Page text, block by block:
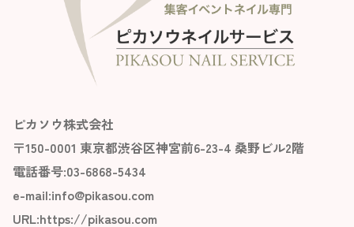
ピカソウ株式会社
〒150-0001 東京都渋谷区神宮前6-23-4 桑野ビル2階
電話番号:03-6868-5434
e-mail:info@pikasou.com
URL:https://pikasou.com